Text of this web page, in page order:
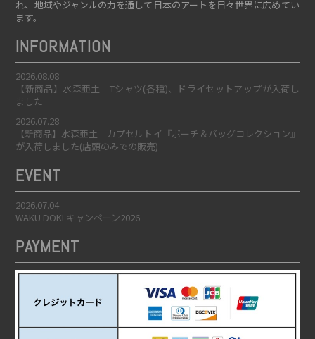
れ、地域やジャンルの力を通して日本のアートを日々世界に広めてい
ます。
INFORMATION
2026.08.08
【新商品】水森亜土 Tシャツ(各種)、ドライセットアップが入荷し
ました
2026.07.28
【新商品】水森亜土 カプセルトイ『ポーチ＆バッグコレクション』
が入荷しました(店頭のみでの販売)
EVENT
2026.07.04
WAKU DOKI キャンペーン2026
PAYMENT